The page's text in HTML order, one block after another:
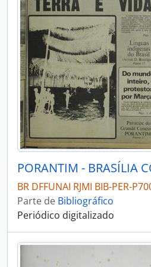
BR DFFUNAI RJMI BIB-PER-
Parte de Bibliográfico
Periódico digitalizado